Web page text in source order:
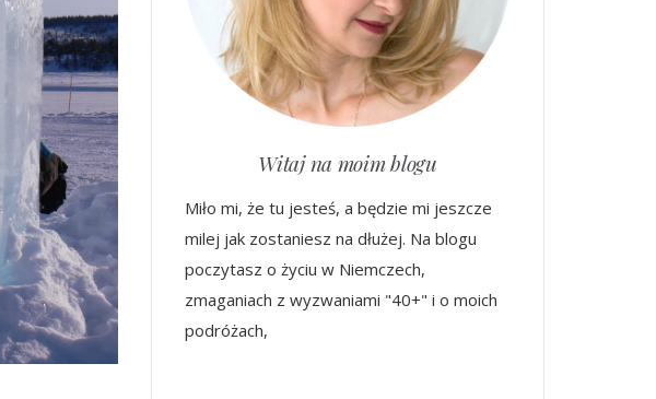
Witaj na moim blogu
Miło mi, że tu jesteś, a będzie mi jeszcze
milej jak zostaniesz na dłużej. Na blogu
poczytasz o życiu w Niemczech,
zmaganiach z wyzwaniami "40+" i o moich
podróżach,